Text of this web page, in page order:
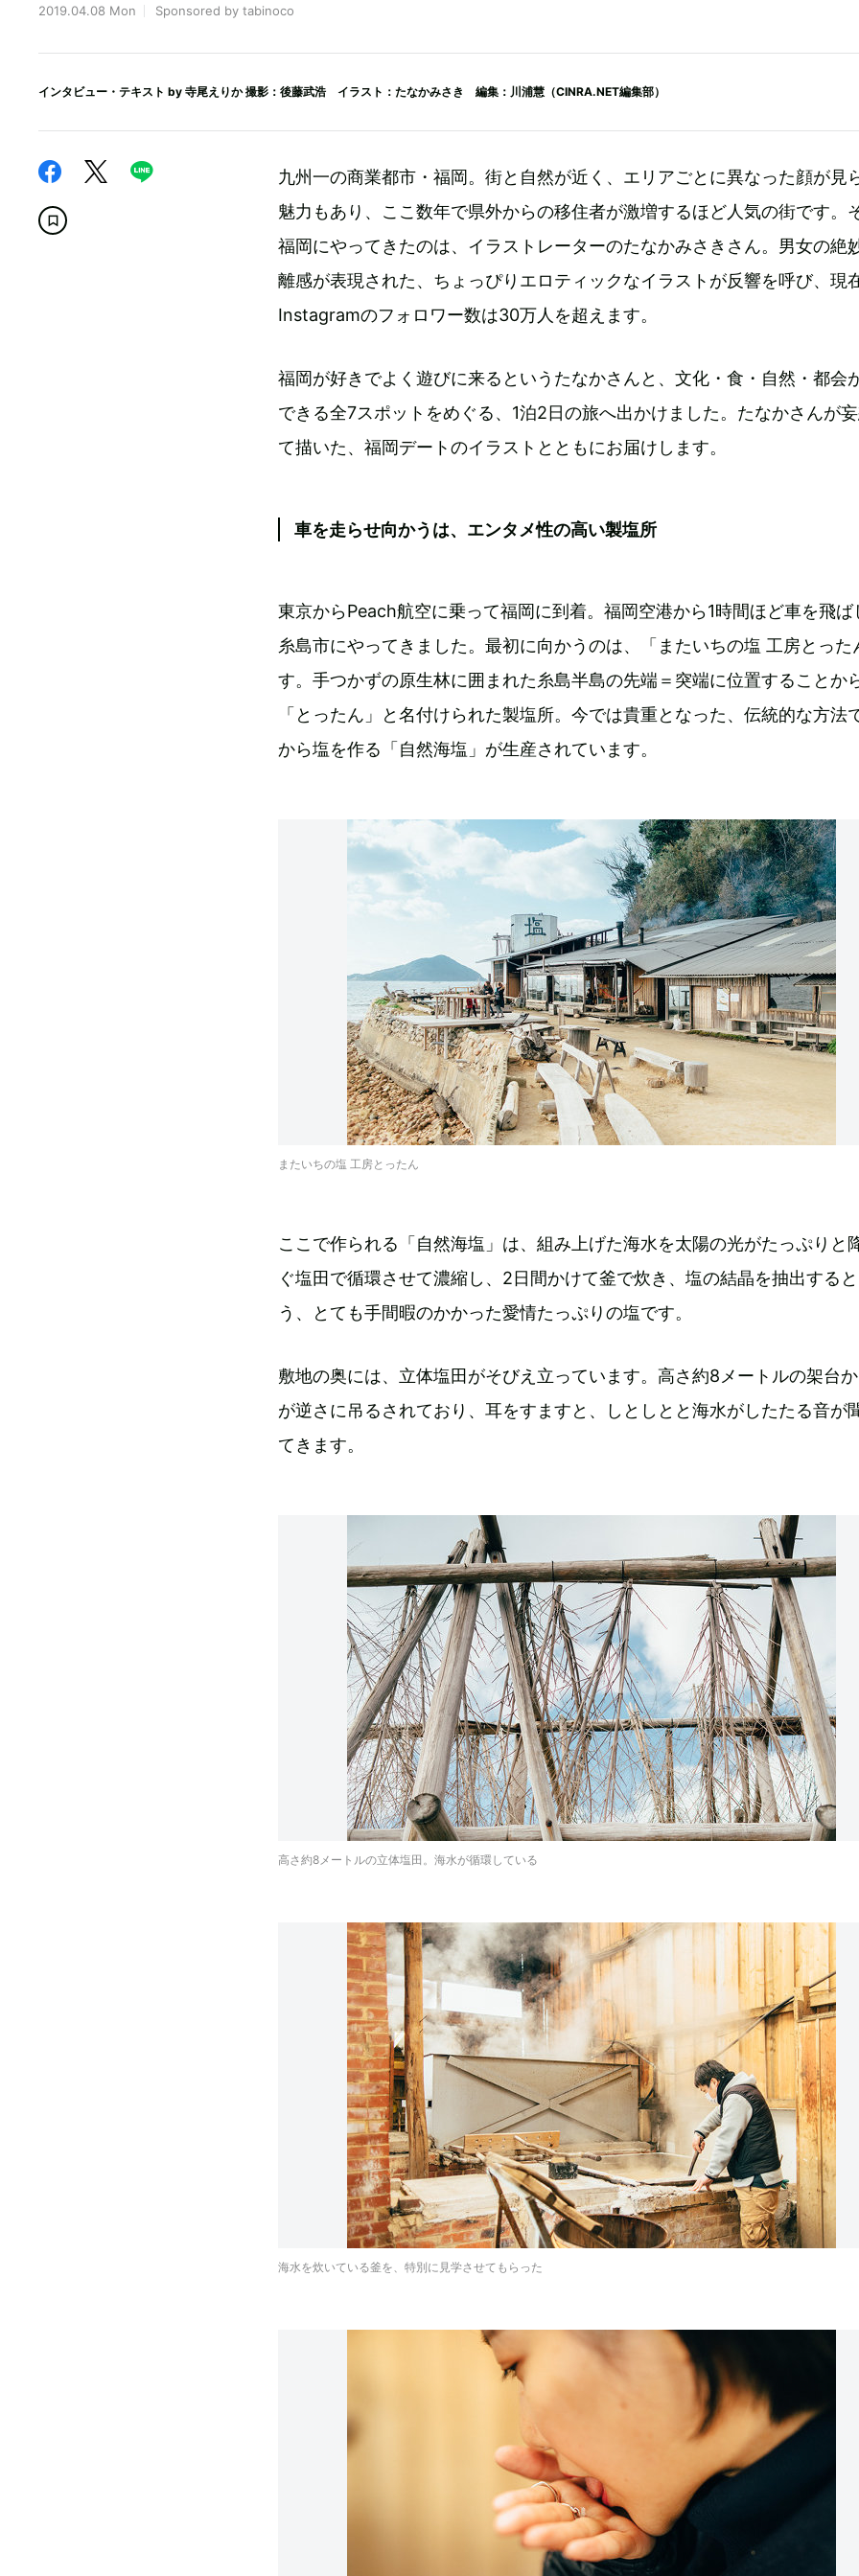
2019.04.08 Mon Sponsored by tabinoco
インタビュー・テキスト by 寺尾えりか撮影：後藤武浩 イラスト：たなかみさき 編集：川浦慧（CINRA.NET編集部）
九州一の商業都市・福岡。街と自然が近く、エリアごとに異なった顔が見
魅力もあり、ここ数年で県外からの移住者が激増するほど人気の街です。
福岡にやってきたのは、イラストレーターのたなかみさきさん。男女の絶
離感が表現された、ちょっぴりエロティックなイラストが反響を呼び、現
Instagramのフォロワー数は30万人を超えます。
福岡が好きでよく遊びに来るというたなかさんと、文化・食・自然・都会
できる全7スポットをめぐる、1泊2日の旅へ出かけました。たなかさんが
て描いた、福岡デートのイラストとともにお届けします。
車を走らせ向かうは、エンタメ性の高い製塩所
東京からPeach航空に乗って福岡に到着。福岡空港から1時間ほど車を飛ば
糸島市にやってきました。最初に向かうのは、「またいちの塩 工房とった
す。手つかずの原生林に囲まれた糸島半島の先端＝突端に位置することから
「とったん」と名付けられた製塩所。今では貴重となった、伝統的な方法
から塩を作る「自然海塩」が生産されています。
またいちの塩 工房とったん
ここで作られる「自然海塩」は、組み上げた海水を太陽の光がたっぷりと
ぐ塩田で循環させて濃縮し、2日間かけて釜で炊き、塩の結晶を抽出する
う、とても手間暇のかかった愛情たっぷりの塩です。
敷地の奥には、立体塩田がそびえ立っています。高さ約8メートルの架台
が逆さに吊るされており、耳をすますと、しとしとと海水がしたたる音が
てきます。
高さ約8メートルの立体塩田。海水が循環している
海水を炊いている釜を、特別に見学させてもらった